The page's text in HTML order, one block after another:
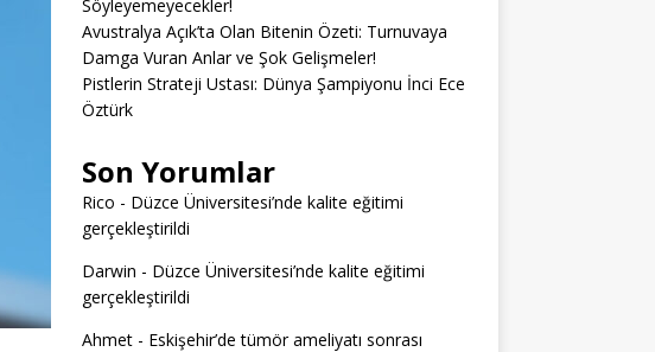
Söyleyemeyecekler!
Avustralya Açık’ta Olan Bitenin Özeti: Turnuvaya
Damga Vuran Anlar ve Şok Gelişmeler!
Pistlerin Strateji Ustası: Dünya Şampiyonu İnci Ece
Öztürk
Son Yorumlar
Rico - Düzce Üniversitesi’nde kalite eğitimi
gerçekleştirildi
Darwin - Düzce Üniversitesi’nde kalite eğitimi
gerçekleştirildi
Ahmet- Eskişehir’de tümör ameliyatı sonrası